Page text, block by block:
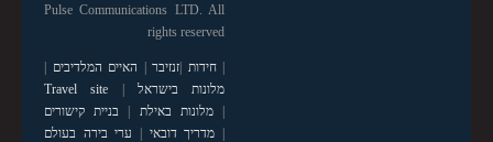
Pulse Communications LTD. All
rights reserved
|חידות |זנזיבר | האיים המלדיבים |
מלונות בישראל |
Travel site
|מלונות באילת | בניית קישורים
| מדריך דובאי | ערי בירה בעולם